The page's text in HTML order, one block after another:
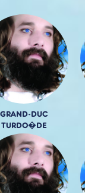
GRAND-DUC
TURDO�DE